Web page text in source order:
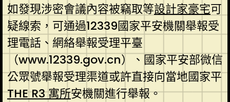
如發現涉密會議內容被竊取等設計家豪宅可
疑線索，可通過12339國家平安機關舉報受
理電話、網絡舉報受理平臺
（www.12339.gov.cn）、國家平安部微信
公眾號舉報受理渠道或許直接向當地國家平
THE R3 寓所安機關進行舉報。